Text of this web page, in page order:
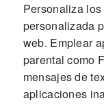
Personaliza
personalizada
web. Emplear
parental como
mensajes de
aplicaciones